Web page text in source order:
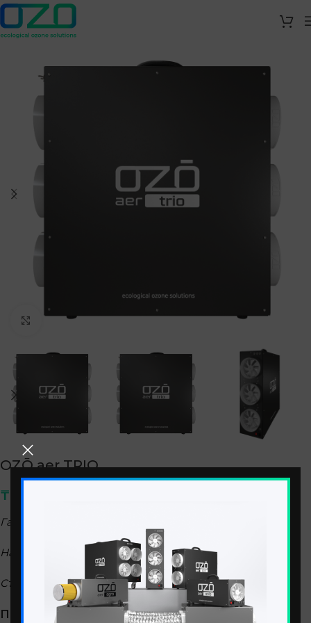
Click to enlarge
OZŌ aer TRIO
₸
Габариты (ДхШхВ)
Напряжение питания —220 V
Степень защиты—IP10
ПРОИЗВОДИТЕЛЬНОСТЬ ОЗОНА